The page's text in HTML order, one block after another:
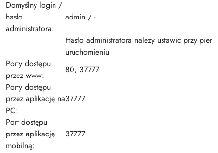
Domyślny login /
hasło
administratora:
admin / -
Hasło administratora należy ustawić przy
uruchomieniu
Porty dostępu
przez www:
80, 37777
Porty dostępu
przez aplikację na
PC:
37777
Port dostępu
przez aplikację
mobilną:
37777